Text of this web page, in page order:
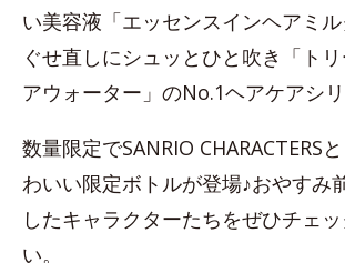
い美容液「エッセンスインヘアミ
ぐせ直しにシュッとひと吹き「ト
アウォーター」のNo.1ヘアケアシリ
数量限定でSANRIO CHARACTERS
わいい限定ボトルが登場♪おやすみ
したキャラクターたちをぜひチェ
い。